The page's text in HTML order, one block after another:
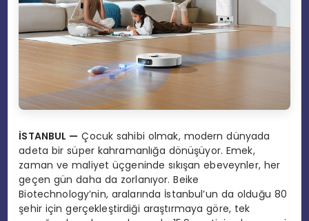
İSTANBUL — Çocuk sahibi olmak, modern dünyada
adeta bir süper kahramanlığa dönüşüyor. Emek,
zaman ve maliyet üçgeninde sıkışan ebeveynler, her
geçen gün daha da zorlanıyor. Beike
Biotechnology’nin, aralarında İstanbul’un da olduğu 80
şehir için gerçekleştirdiği araştırmaya göre, tek